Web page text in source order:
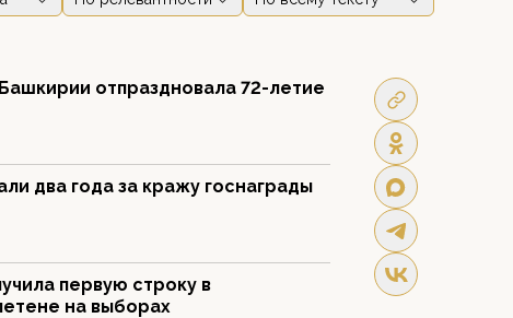
отпраздновала 72-летие
два года за кражу госнаграды
первую строку в
на выборах